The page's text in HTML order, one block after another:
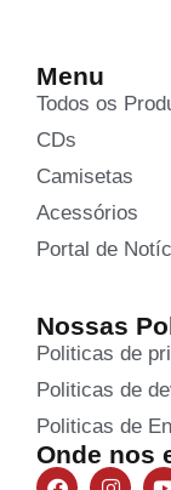
Menu
Todos os
CDs
Camisetas
Acessórios
Portal de
Nossas
Politicas de
Politicas de
Politicas de
Onde nos